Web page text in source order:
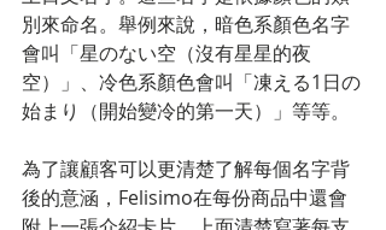
別來命名。舉例來說，暗色系顏色名字
會叫「星のない空（沒有星星的夜
空）」、冷色系顏色會叫「凍える1日の
始まり（開始變冷的第一天）」等等。
為了讓顧客可以更清楚了解每個名字背
後的意涵，Felisimo在每份商品中還會